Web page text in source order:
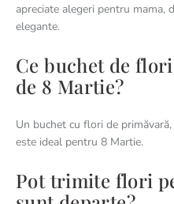
apreciate alegeri pentru
elegante.
Ce buchet de
de 8 Martie?
Un buchet cu flori de
este ideal pentru 8 Martie.
Pot trimite flori